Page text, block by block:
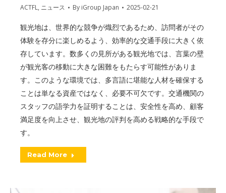
ACTFL, ニュース By iGroup Japan 2025-02-21
観光地は、世界的な競争が熾烈であるため、訪問者がその
体験を存分に楽しめるよう、効率的な交通手段に大きく依
存しています。数多くの見所がある観光地では、言葉の壁
が観光客の移動に大きな困難をもたらす可能性がありま
す。このような環境では、多言語に堪能な人材を確保する
ことは単なる資産ではなく、必要不可欠です。交通機関の
スタッフの語学力を証明することは、安全性を高め、顧客
満足度を向上させ、観光地の評判を高める戦略的な手段で
す。
Read More